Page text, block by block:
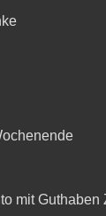
mit Guthaben